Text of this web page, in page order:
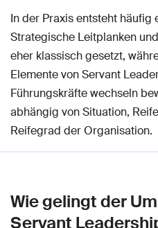
In der Praxis entsteht häufig
Strategische Leitplanken
eher klassisch gesetzt,
Elemente von Servant
Führungskräfte wechseln
abhängig von Situation,
Reifegrad der Organisation.
Wie gelingt der
Servant